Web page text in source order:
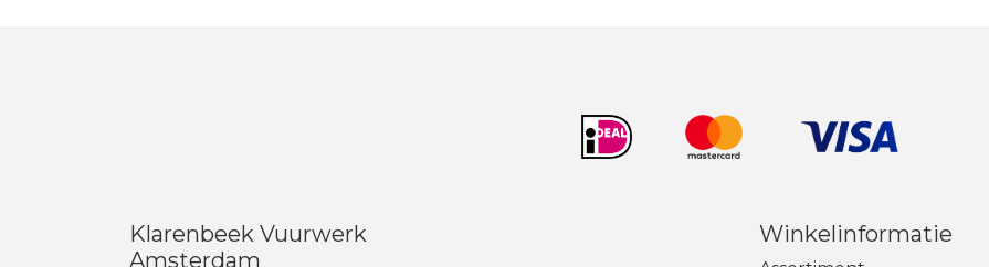
Klarenbeek Vuurwerk
Amsterdam
Winkelinformatie